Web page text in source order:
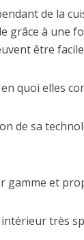
de la
grâce à
être
quoi elles
de sa
et
très